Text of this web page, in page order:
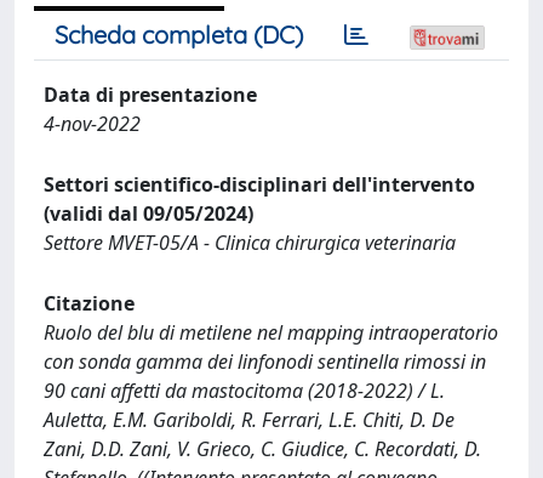
Scheda completa (DC)
Data di presentazione
4-nov-2022
Settori scientifico-disciplinari dell'intervento
(validi dal 09/05/2024)
Settore MVET-05/A - Clinica chirurgica veterinaria
Citazione
Ruolo del blu di metilene nel mapping intraoperatorio
con sonda gamma dei linfonodi sentinella rimossi in
90 cani affetti da mastocitoma (2018-2022) / L.
Auletta, E.M. Gariboldi, R. Ferrari, L.E. Chiti, D. De
Zani, D.D. Zani, V. Grieco, C. Giudice, C. Recordati, D.